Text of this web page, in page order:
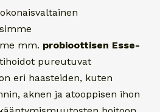
mm. probioottisen Esse-
pureutuvat
eri haasteiden, kuten
aknen ja atooppisen ihon